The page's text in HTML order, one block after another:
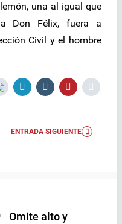
una al igual que
Don Félix, fuera a
Civil y el hombre
ENTRADA SIGUIENTE
Omite alto y